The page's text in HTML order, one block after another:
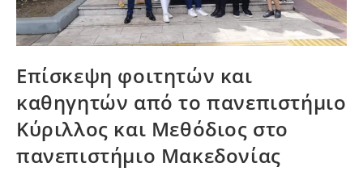
Επίσκεψη φοιτητών και
καθηγητών από το πανεπιστήμιο
Κύριλλος και Μεθόδιος στο
πανεπιστήμιο Μακεδονίας